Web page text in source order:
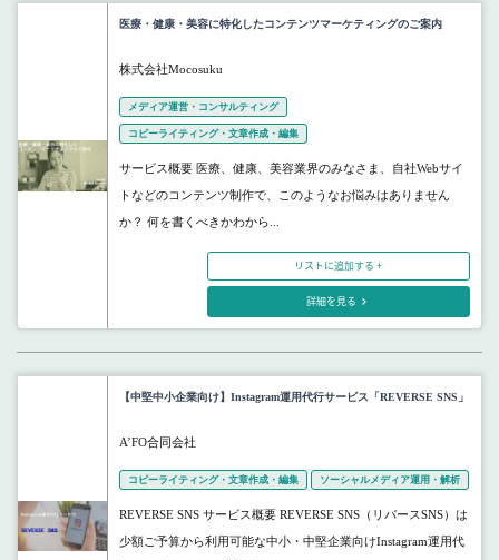
医療・健康・美容に特化したコンテンツマーケティングのご案内
株式会社Mocosuku
メディア運営・コンサルティング
コピーライティング・文章作成・編集
サービス概要 医療、健康、美容業界のみなさま、自社Webサイ
トなどのコンテンツ制作で、このようなお悩みはありません
か？ 何を書くべきかわから...
リストに追加する +
詳細を見る
【中堅中小企業向け】Instagram運用代行サービス「REVERSE SNS」
A’FO合同会社
コピーライティング・文章作成・編集 ソーシャルメディア運用・解析
REVERSE SNS サービス概要 REVERSE SNS（リバースSNS）は
少額ご予算から利用可能な中小・中堅企業向けInstagram運用代